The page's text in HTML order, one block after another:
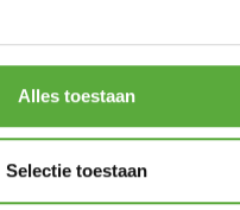
Alles toestaan
Selectie toestaan
Loungebankhoes
180x90xH65/90
€64,95